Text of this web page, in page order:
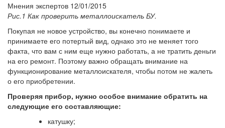
Мнения экспертов 12/01/2015
Рис.1 Как проверить металлоискатель БУ.
Покупая не новое устройство, вы конечно понимаете и
принимаете его потертый вид, однако это не меняет того
факта, что вам с ним еще нужно работать, а не тратить деньги
на его ремонт. Поэтому важно обращать внимание на
функционирование металлоискателя, чтобы потом не жалеть
о его приобретении.
Проверяя прибор, нужно особое внимание обратить на
следующие его составляющие:
катушку;